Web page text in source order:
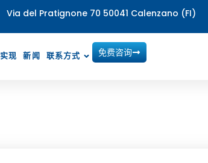
Via del Pratignone 70 50041 Calenzano (FI)
实现 新闻 联系方式 免费咨询